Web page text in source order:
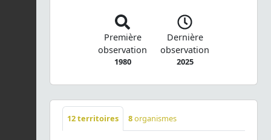
Première
observation
1980
Dernière
observation
2025
12territoires 8organismes